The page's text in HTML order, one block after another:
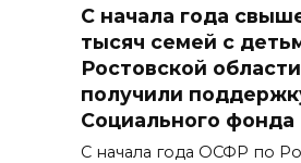
С начала года
тысяч семей с
Ростовской области
получили
Социального фонда
С начала года ОСФР по